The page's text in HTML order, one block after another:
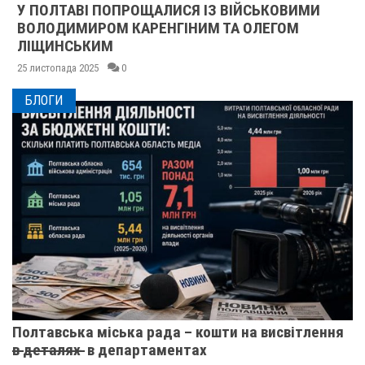
У ПОЛТАВІ ПОПРОЩАЛИСЯ ІЗ ВІЙСЬКОВИМИ
ВОЛОДИМИРОМ КАРЕНГІНИМ ТА ОЛЕГОМ
ЛІЩИНСЬКИМ
25 листопада 2025 0
БЛОГИ
Полтавська міська рада – кошти на висвітлення
в̶ ̶д̶е̶т̶а̶л̶я̶х̶ ̶ в департаментах